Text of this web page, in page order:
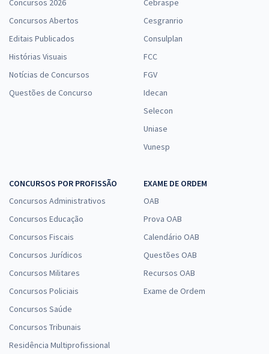
Concursos 2026
Concursos Abertos
Editais Publicados
Histórias Visuais
Notícias de Concursos
Questões de Concurso
Cebraspe
Cesgranrio
Consulplan
FCC
FGV
Idecan
Selecon
Uniase
Vunesp
CONCURSOS POR PROFISSÃO
Concursos Administrativos
Concursos Educação
Concursos Fiscais
Concursos Jurídicos
Concursos Militares
Concursos Policiais
Concursos Saúde
Concursos Tribunais
Residência Multiprofissional
EXAME DE ORDEM
OAB
Prova OAB
Calendário OAB
Questões OAB
Recursos OAB
Exame de Ordem